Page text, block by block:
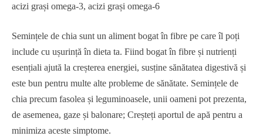
acizi grași omega-3, acizi grași omega-6
Semințele de chia sunt un aliment bogat în fibre pe care îl poți
include cu ușurință în dieta ta. Fiind bogat în fibre și nutrienți
esențiali ajută la creșterea energiei, susține sănătatea digestivă și
este bun pentru multe alte probleme de sănătate. Semințele de
chia precum fasolea și leguminoasele, unii oameni pot prezenta,
de asemenea, gaze și balonare; Creșteți aportul de apă pentru a
minimiza aceste simptome.